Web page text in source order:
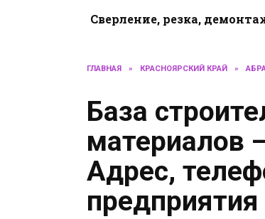
Сверление, резка,
ГЛАВНАЯ » КРАСНОЯРСКИЙ КРАЙ »
База
материалов
Адрес,
предприятия